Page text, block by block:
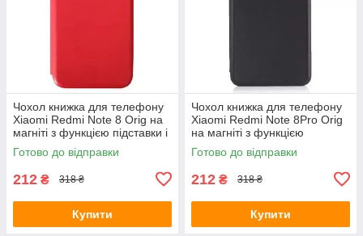
Чохол книжка для телефону
Xiaomi Redmi Note 8 Orig на
магніті з функцією підставки і
кишенею для карт Red 4you
Готово до відправки
212 ₴ 318 ₴
Купити
Чохол книжка для телефону
Xiaomi Redmi Note 8Pro Orig
на магніті з функцією
підставки і кишенею для карт
Black 4you
Готово до відправки
212 ₴ 318 ₴
Купити